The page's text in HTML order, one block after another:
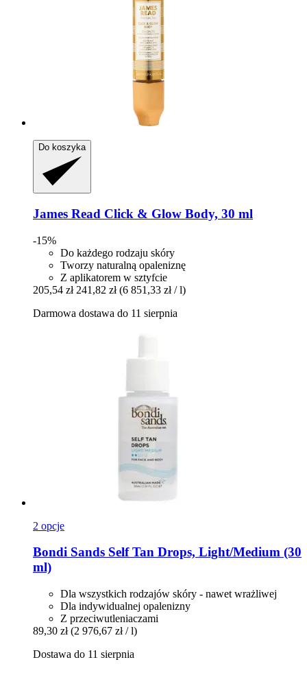
Do koszyka
James Read Click & Glow Body, 30 ml
-15%
Do każdego rodzaju skóry
Tworzy naturalną opaleniznę
Z aplikatorem w sztyfcie
205,54 zł 241,82 zł (6 851,33 zł / l)
Darmowa dostawa do 11 sierpnia
2 opcje
Bondi Sands Self Tan Drops, Light/Medium (30
ml)
Dla wszystkich rodzajów skóry - nawet wrażliwej
Dla indywidualnej opalenizny
Z przeciwutleniaczami
89,30 zł (2 976,67 zł / l)
Dostawa do 11 sierpnia